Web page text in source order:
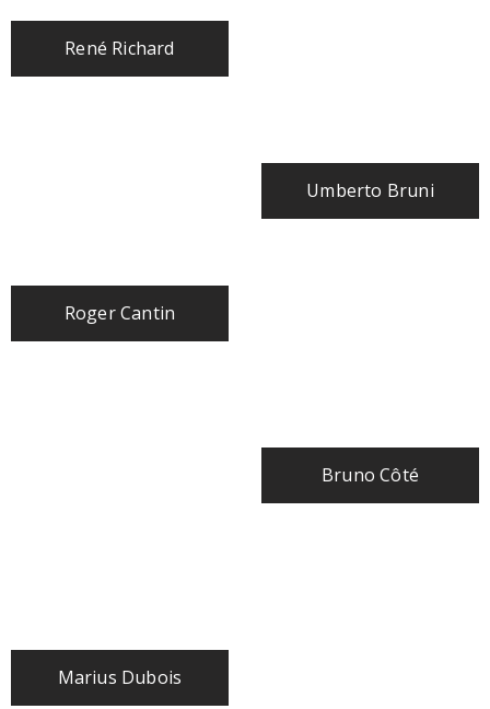
René Richard
Umberto Bruni
Roger Cantin
Bruno Côté
Marius Dubois